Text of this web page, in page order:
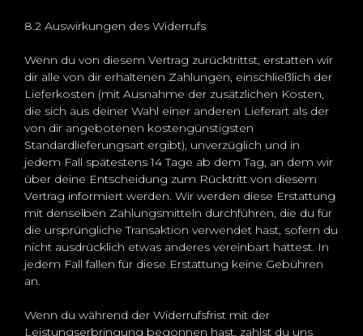
8.2 Auswirkungen des Widerrufs
Wenn du von diesem Vertrag zurücktrittst, erstatten wir
dir alle von dir erhaltenen Zahlungen, einschließlich der
Lieferkosten (mit Ausnahme der zusätzlichen Kosten,
die sich aus deiner Wahl einer anderen Lieferart als der
von dir angebotenen kostengünstigsten
Standardlieferungsart ergibt), unverzüglich und in
jedem Fall spätestens 14 Tage ab dem Tag, an dem wir
über deine Entscheidung zum Rücktritt von diesem
Vertrag informiert werden. Wir werden diese Erstattung
mit denselben Zahlungsmitteln durchführen, die du für
die ursprüngliche Transaktion verwendet hast, sofern du
nicht ausdrücklich etwas anderes vereinbart hattest. In
jedem Fall fallen für diese Erstattung keine Gebühren
an.
Wenn du während der Widerrufsfrist mit der
Leistungserbringung begonnen hast, zahlst du uns